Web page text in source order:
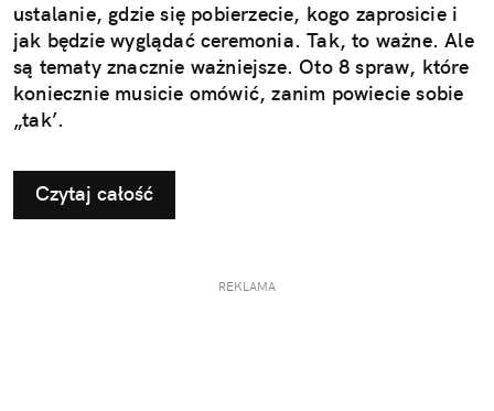
ustalanie, gdzie się pobierzecie, kogo zaprosicie i
jak będzie wyglądać ceremonia. Tak, to ważne. Ale
są tematy znacznie ważniejsze. Oto 8 spraw, które
koniecznie musicie omówić, zanim powiecie sobie
„tak’.
Czytaj całość
REKLAMA